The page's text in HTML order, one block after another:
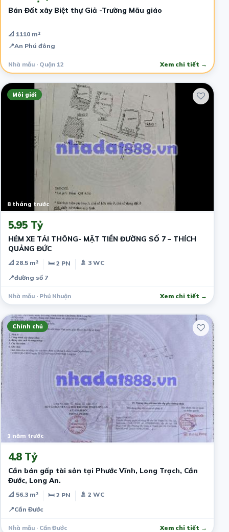
Bán Đất xây Biệt thự Giả -Trường Mãu giáo
📐 1110 m²
📍An Phú đông
Nhà mẫu · Quận 12 Xem chi tiết →
Môi giới
8 tháng trước
5.95 Tỷ
HẺM XE TẢI THÔNG- MẶT TIỀN ĐƯỜNG SỐ 7 – THÍCH
QUẢNG ĐỨC
📐 28.5 m² 🛏 2 PN
🚿 3 WC
📍đường số 7
Nhà mẫu · Phú Nhuận Xem chi tiết →
Chính chủ
1 năm trước
4.8 Tỷ
Cần bán gấp tài sản tại Phước Vĩnh, Long Trạch, Cần
Đước, Long An.
📐 56.3 m² 🛏 2 PN
🚿 2 WC
📍Cần Đước
Nhà mẫu · Cần Đước Xem chi tiết →